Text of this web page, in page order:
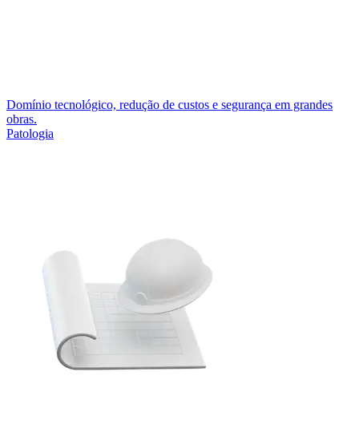
Domínio tecnológico, redução de custos e segurança em grandes
obras.
Patologia